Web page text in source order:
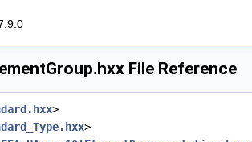
File Reference
>
>